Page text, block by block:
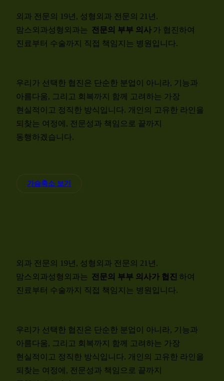
외과 전문의 19년, 성형외과 전문의 21년.
맘스외과성형외과는 전문의 부부 의사 가 협진하여
진료부터 수술까지 직접 책임지는 병원입니다.
우리가 선택한 협진은 단순한 분업이 아니라, 기능과
아름다움, 그리고 회복까지 함께 고려하는 가장
현실적이고 정직한 방식입니다. 개인의 고유한 라인을
되찾는 여정에, 전문성과 책임으로 끝까지
동행하겠습니다.
가슴축소 보기
외과 전문의 19년, 성형외과 전문의 21년.
맘스외과성형외과는 전문의 부부 의사가 협진 하여
진료부터 수술까지 직접 책임지는 병원입니다.
우리가 선택한 협진은 단순한 분업이 아니라, 기능과
아름다움, 그리고 회복까지 함께 고려하는 가장
현실적이고 정직한 방식입니다. 개인의 고유한 라인을
되찾는 여정에, 전문성과 책임으로 끝까지